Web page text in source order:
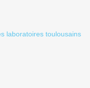
laboratoires toulousains